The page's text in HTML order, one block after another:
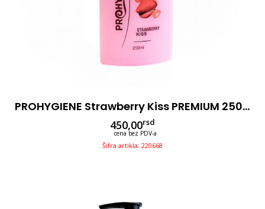
PROHYGIENE Strawberry Kiss PREMIUM 250ml 3u1
450,00rsd
cena bez PDV-a
Šifra artikla: 220668